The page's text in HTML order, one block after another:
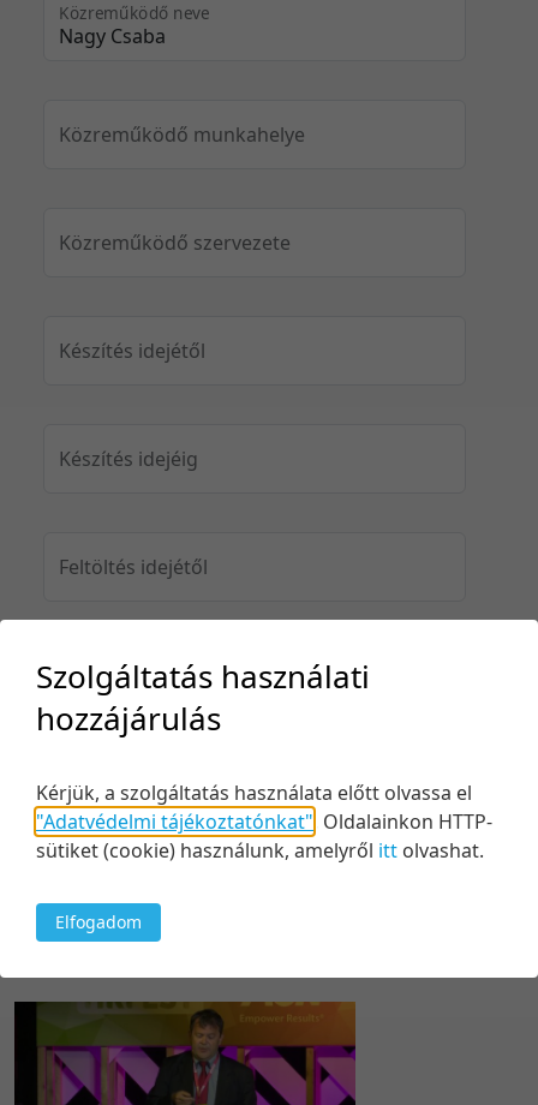
Közreműködő neve
Közreműködő munkahelye
Közreműködő szervezete
Készítés idejétől
Készítés idejéig
Feltöltés idejétől
Feltöltés idejéig
Keresés
Relevancia szerint
Kezdés/felvétel dátuma szerint
5 tétel/oldal
10 tétel/oldal
20 tétel/oldal
Szolgáltatás használati
hozzájárulás
Kérjük, a szolgáltatás használata előtt olvassa el
"Adatvédelmi tájékoztatónkat" Oldalainkon HTTP-
sütiket (cookie) használunk, amelyről itt olvashat.
Elfogadom